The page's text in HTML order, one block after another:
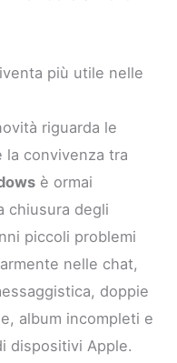
più utile nelle
riguarda le
la convivenza tra
è ormai
chiusura degli
piccoli problemi
nelle chat,
doppie
album incompleti e
dispositivi Apple.